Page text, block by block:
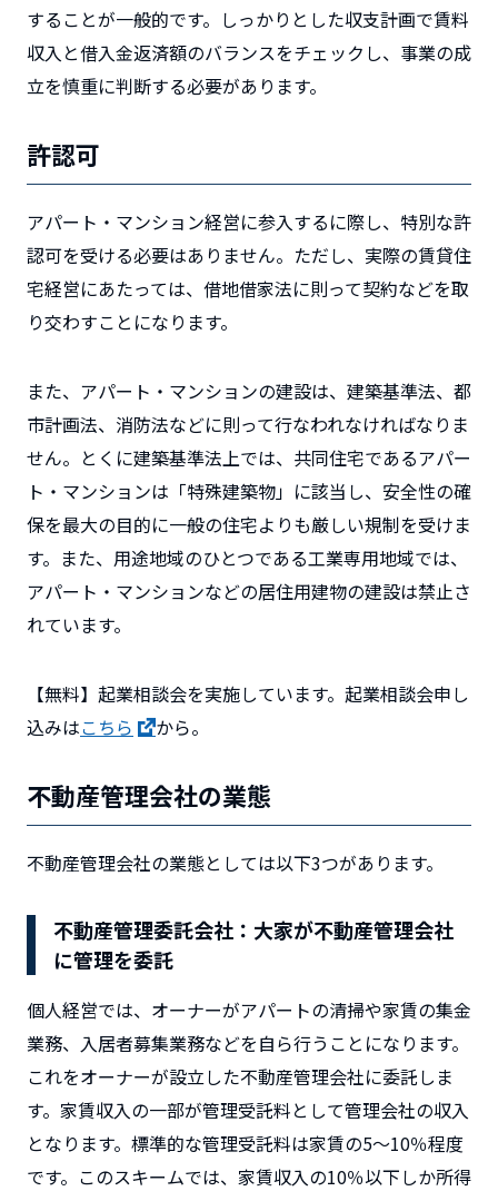
することが一般的です。しっかりとした収支計画で賃料
収入と借入金返済額のバランスをチェックし、事業の成
立を慎重に判断する必要があります。
許認可
アパート・マンション経営に参入するに際し、特別な許
認可を受ける必要はありません。ただし、実際の賃貸住
宅経営にあたっては、借地借家法に則って契約などを取
り交わすことになります。
また、アパート・マンションの建設は、建築基準法、都
市計画法、消防法などに則って行なわれなければなりま
せん。とくに建築基準法上では、共同住宅であるアパー
ト・マンションは「特殊建築物」に該当し、安全性の確
保を最大の目的に一般の住宅よりも厳しい規制を受けま
す。また、用途地域のひとつである工業専用地域では、
アパート・マンションなどの居住用建物の建設は禁止さ
れています。
【無料】起業相談会を実施しています。起業相談会申し
込みはこちら から。
不動産管理会社の業態
不動産管理会社の業態としては以下3つがあります。
不動産管理委託会社：大家が不動産管理会社
に管理を委託
個人経営では、オーナーがアパートの清掃や家賃の集金
業務、入居者募集業務などを自ら行うことになります。
これをオーナーが設立した不動産管理会社に委託しま
す。家賃収入の一部が管理受託料として管理会社の収入
となります。標準的な管理受託料は家賃の5～10％程度
です。このスキームでは、家賃収入の10％以下しか所得